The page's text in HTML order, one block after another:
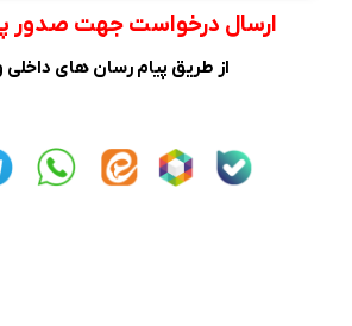
ارسال درخواست جهت صدور
از طریق پیام رسان های داخلی